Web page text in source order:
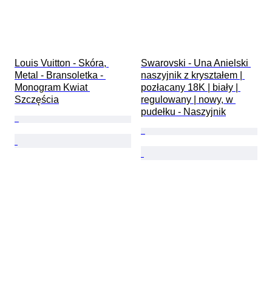
Louis Vuitton - Skóra,
Metal - Bransoletka -
Monogram Kwiat
Szczęścia
Swarovski - Una Anielski
naszyjnik z kryształem |
pozłacany 18K | biały |
regulowany | nowy, w
pudełku - Naszyjnik